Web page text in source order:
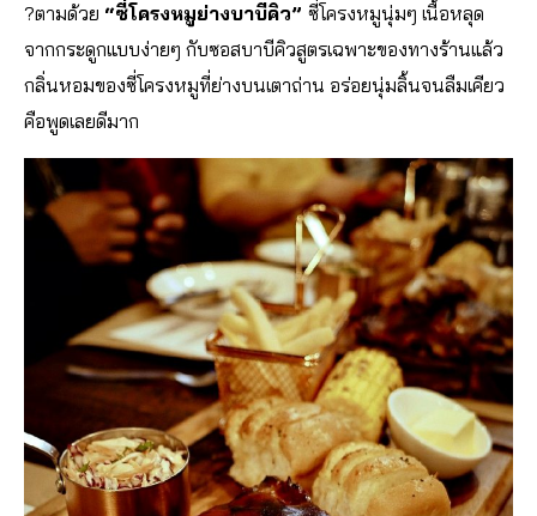
?ตามด้วย “ซี่โครงหมูย่างบาบีคิว” ซี่โครงหมูนุ่มๆ เนื้อหลุด
จากกระดูกแบบง่ายๆ กับซอสบาบีคิวสูตรเฉพาะของทางร้านแล้ว
กลิ่นหอมของซี่โครงหมูที่ย่างบนเตาถ่าน อร่อยนุ่มลิ้นจนลืมเคียว
คือพูดเลยดีมาก